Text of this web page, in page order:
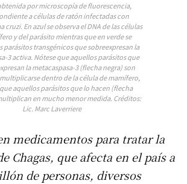
por microscopía de fluorescencia,
a células de ratón infectadas con
cruzi. En azul se observa el DNA de las células
y del parásito mientras que en verde se
parásitos transgénicos que sobreexpresan la
3 activa. Nótese que aquellos parásitos que
la metacaspasa-3 (flecha negra) son
dentro de la célula de mamífero,
aquellos parásitos que lo hacen (flecha
en mucho menor medida. Créditos:
Lic. Marc Laverriere
medicamentos para tratar la
Chagas, que afecta en el país a
de personas, diversos